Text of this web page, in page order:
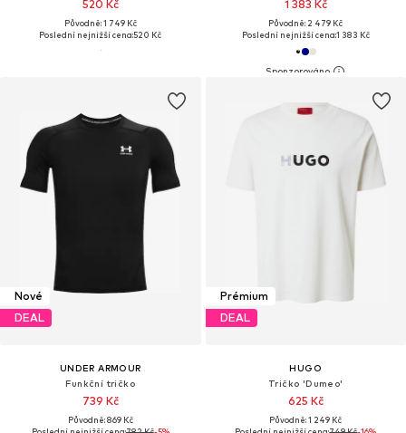
520 Kč
Původně: 1 749 Kč
Poslední nejnižší cena:520 Kč
1 383 Kč
Původně: 2 479 Kč
Poslední nejnižší cena:1 383 Kč
Nové
DEAL
UNDER ARMOUR
Funkční tričko
739 Kč
Původně: 869 Kč
Prémium
DEAL
HUGO
Tričko 'Dumeo'
625 Kč
Původně: 1 249 Kč